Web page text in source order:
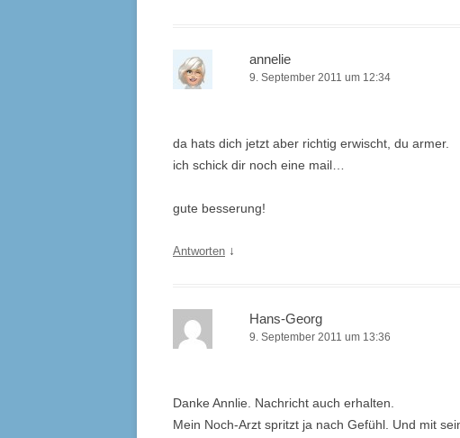
annelie
9. September 2011 um 12:34
da hats dich jetzt aber richtig erwischt, du armer.
ich schick dir noch eine mail…
gute besserung!
Antworten ↓
Hans-Georg
9. September 2011 um 13:36
Danke Annlie. Nachricht auch erhalten.
Mein Noch-Arzt spritzt ja nach Gefühl. Und mit